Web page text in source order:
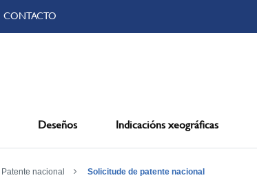
CONTACTO
Deseños Indicacións xeográficas
Patente nacional Solicitude de patente nacional